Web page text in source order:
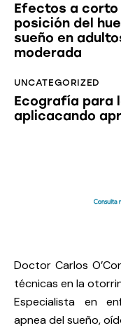
Efectos a corto
posición del
sueño en
moderada
UNCATEGORIZED
Ecografía para
aplicacando
Doctor Carlos
técnicas en la
Especialista en
apnea del sueño,